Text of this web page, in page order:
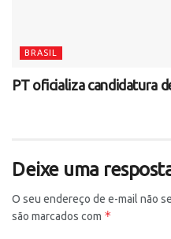
BRASIL
PT oficializa candidatura
Deixe uma
O seu endereço de e-mail não
são marcados com *